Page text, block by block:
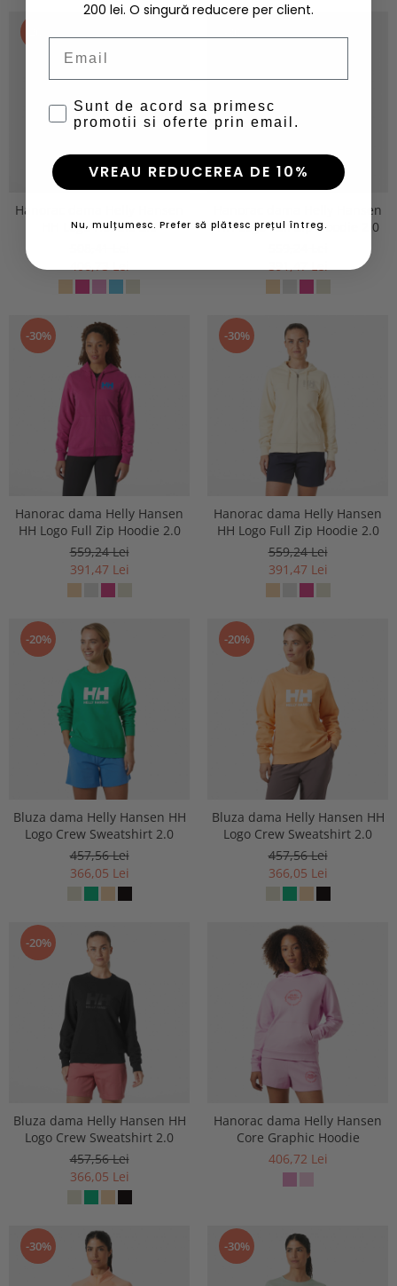
Hanorac dama Helly Hansen
HH Logo Hoodie 2.0
406,73 Lei
Hanorac dama Helly Hansen
HH Logo Full Zip Hoodie 2.0
391,47 Lei
-30%
Hanorac dama Helly Hansen
HH Logo Full Zip Hoodie 2.0
559,24 Lei
391,47 Lei
-30%
Hanorac dama Helly Hansen
HH Logo Full Zip Hoodie 2.0
559,24 Lei
391,47 Lei
-20%
Bluza dama Helly Hansen HH
Logo Crew Sweatshirt 2.0
457,56 Lei
366,05 Lei
-20%
Bluza dama Helly Hansen HH
Logo Crew Sweatshirt 2.0
457,56 Lei
366,05 Lei
-20%
Bluza dama Helly Hansen HH
Logo Crew Sweatshirt 2.0
457,56 Lei
366,05 Lei
Hanorac dama Helly Hansen
Core Graphic Hoodie
406,72 Lei
-30% -30%
200 lei. O singură reducere per client.
Sunt de acord sa primesc
promotii si oferte prin email.
VREAU REDUCEREA DE 10%
Nu, mulțumesc. Prefer să plătesc prețul întreg.